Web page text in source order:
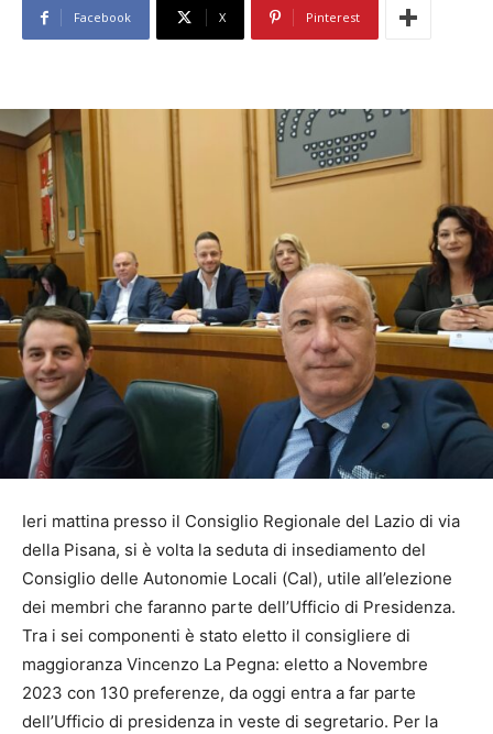
Facebook X Pinterest
Ieri mattina presso il Consiglio Regionale del Lazio di via
della Pisana, si è volta la seduta di insediamento del
Consiglio delle Autonomie Locali (Cal), utile all’elezione
dei membri che faranno parte dell’Ufficio di Presidenza.
Tra i sei componenti è stato eletto il consigliere di
maggioranza Vincenzo La Pegna: eletto a Novembre
2023 con 130 preferenze, da oggi entra a far parte
dell’Ufficio di presidenza in veste di segretario. Per la